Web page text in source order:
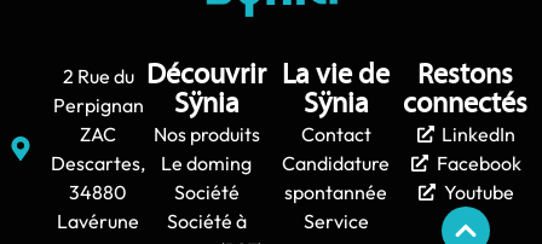
2 Rue du
Perpignan
ZAC
Descartes,
34880
Lavérune
Découvrir
Sÿnia
Nos produits
Le doming
Société
Société à
La vie de
Sÿnia
Contact
Candidature
spontannée
Service
Restons
connectés
LinkedIn
Facebook
Youtube